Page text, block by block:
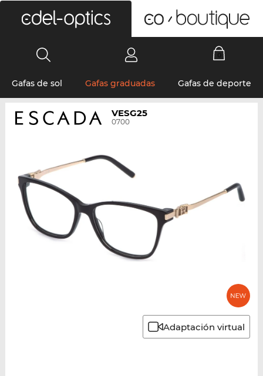
Gafas de sol Gafas graduadas Gafas de deporte
VESG25
0700
Adaptación virtual